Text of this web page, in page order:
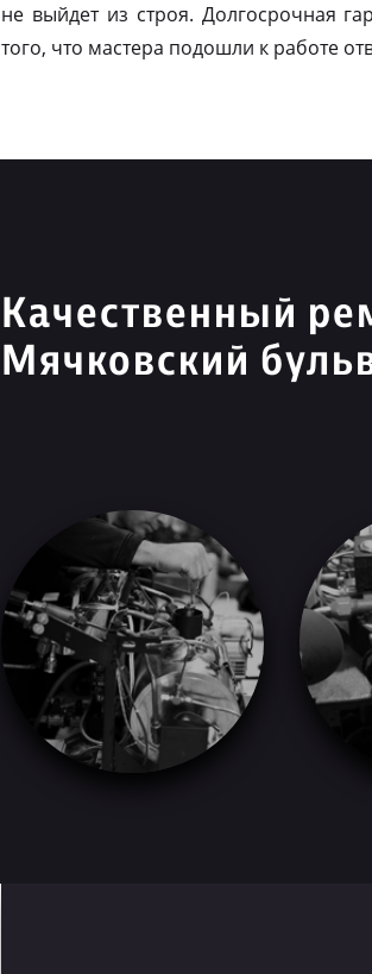
не выйдет из строя. Долгосрочная
того, что мастера подошли к работе
Качественный
Мячковский